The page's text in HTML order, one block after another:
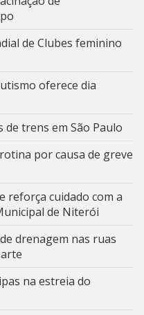
de Clubes feminino
oferece dia
trens em São Paulo
por causa de greve
reforça cuidado com a
de Niterói
drenagem nas ruas
na estreia do